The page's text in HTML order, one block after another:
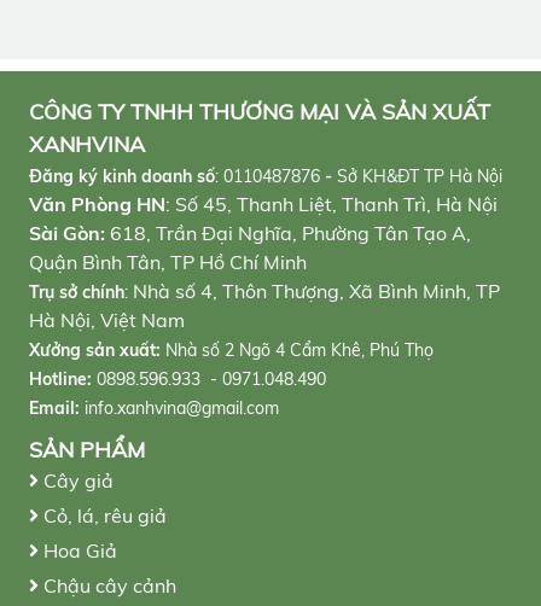
CÔNG TY TNHH THƯƠNG MẠI VÀ SẢN XUẤT
XANHVINA
Đăng ký kinh doanh số: 0110487876 - Sở KH&ĐT TP Hà Nội
Văn Phòng HN: Số 45, Thanh Liệt, Thanh Trì, Hà Nội
Sài Gòn: 618, Trần Đại Nghĩa, Phường Tân Tạo A,
Quận Bình Tân, TP Hồ Chí Minh
Trụ sở chính: Nhà số 4, Thôn Thượng, Xã Bình Minh, TP
Hà Nội, Việt Nam
Xưởng sản xuất: Nhà số 2 Ngõ 4 Cẩm Khê, Phú Thọ
Hotline: 0898.596.933 - 0971.048.490
Email: info.xanhvina@gmail.com
SẢN PHẨM
Cây giả
Cỏ, lá, rêu giả
Hoa Giả
Chậu cây cảnh